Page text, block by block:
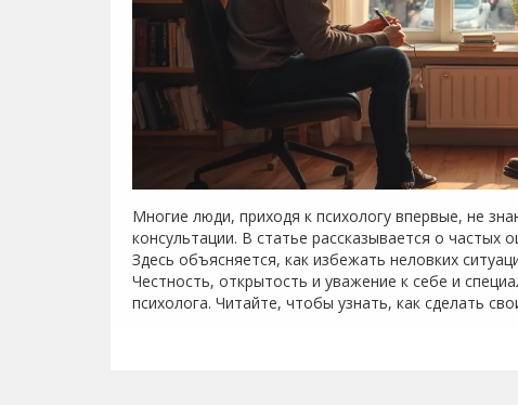
Многие люди, приходя к психологу впервые, не
консультации. В статье рассказывается о
Здесь объясняется, как избежать неловких
Честность, открытость и уважение к себе и
психолога. Читайте, чтобы узнать, как сделать